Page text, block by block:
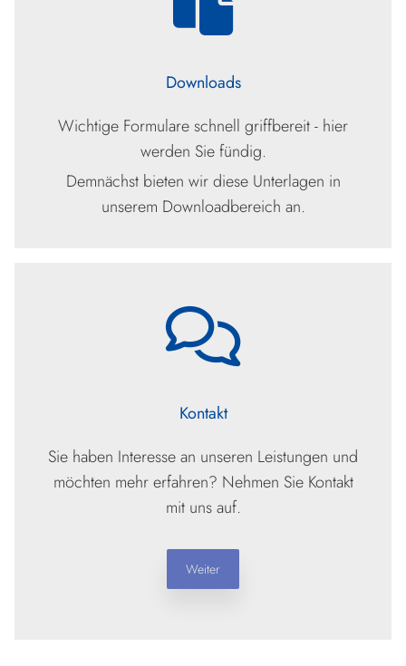
Downloads
Wichtige Formulare schnell griffbereit - hier
werden Sie fündig.
Demnächst bieten wir diese Unterlagen in
unserem Downloadbereich an.
Kontakt
Sie haben Interesse an unseren Leistungen und
möchten mehr erfahren? Nehmen Sie Kontakt
mit uns auf.
Weiter